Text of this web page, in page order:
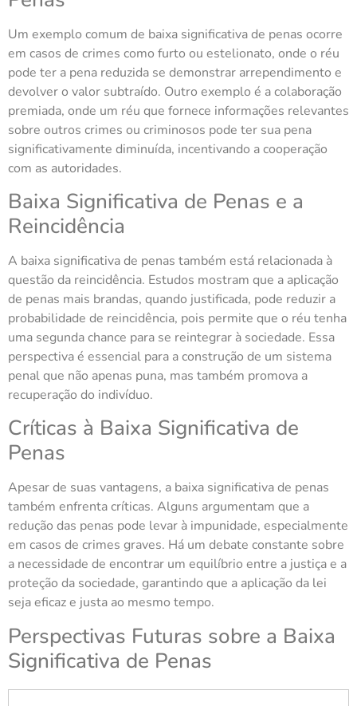
Um exemplo comum de baixa significativa de penas ocorre
em casos de crimes como furto ou estelionato, onde o réu
pode ter a pena reduzida se demonstrar arrependimento e
devolver o valor subtraído. Outro exemplo é a colaboração
premiada, onde um réu que fornece informações relevantes
sobre outros crimes ou criminosos pode ter sua pena
significativamente diminuída, incentivando a cooperação
com as autoridades.
Baixa Significativa de Penas e a
Reincidência
A baixa significativa de penas também está relacionada à
questão da reincidência. Estudos mostram que a aplicação
de penas mais brandas, quando justificada, pode reduzir a
probabilidade de reincidência, pois permite que o réu tenha
uma segunda chance para se reintegrar à sociedade. Essa
perspectiva é essencial para a construção de um sistema
penal que não apenas puna, mas também promova a
recuperação do indivíduo.
Críticas à Baixa Significativa de
Penas
Apesar de suas vantagens, a baixa significativa de penas
também enfrenta críticas. Alguns argumentam que a
redução das penas pode levar à impunidade, especialmente
em casos de crimes graves. Há um debate constante sobre
a necessidade de encontrar um equilíbrio entre a justiça e a
proteção da sociedade, garantindo que a aplicação da lei
seja eficaz e justa ao mesmo tempo.
Perspectivas Futuras sobre a Baixa
Significativa de Penas